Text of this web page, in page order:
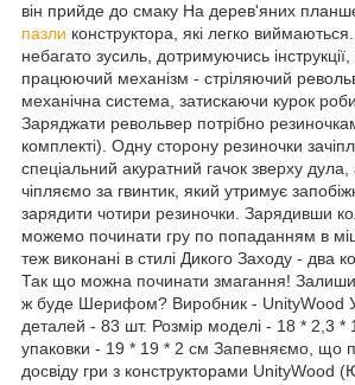
він прийде до смаку На дерев'яних
пазли конструктора, які легко
небагато зусиль, дотримуючись
працюючий механізм - стріляючий
механічна система, затискаючи курок
Заряджати револьвер потрібно
комплекті). Одну сторону резиночки
спеціальний акуратний гачок зверху дула,
чіпляємо за гвинтик, який утримує
зарядити чотири резиночки. Зарядивши
можемо починати гру по попаданням в
теж виконані в стилі Дикого Заходу - два
Так що можна починати змагання!
ж буде Шерифом? Виробник - UnityWood
деталей - 83 шт. Розмір моделі - 18 * 2,3 *
упаковки - 19 * 19 * 2 см Запевняємо, що
досвіду гри з конструкторами UnityWood